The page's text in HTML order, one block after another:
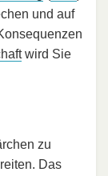
und auf
wird Sie
zu
Das